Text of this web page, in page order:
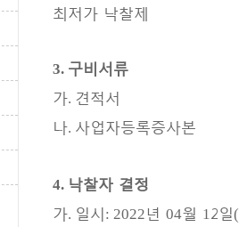
최저가 낙찰제
3. 구비서류
가. 견적서
나. 사업자등록증사본
4. 낙찰자 결정
가. 일시: 2022 년 04월 12일(